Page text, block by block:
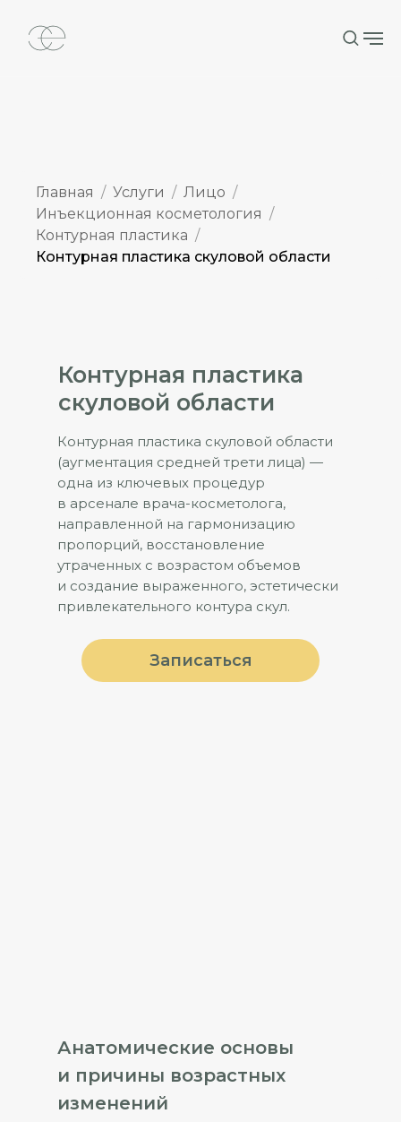
Главная Услуги
Лицо
Инъекционная косметология
Контурная пластика
Контурная пластика скуловой области
Записаться
Контурная пластика
скуловой области
Контурная пластика скуловой области
(аугментация средней трети лица) —
одна из ключевых процедур
в арсенале врача-косметолога,
направленной на гармонизацию
пропорций, восстановление
утраченных с возрастом объемов
и создание выраженного, эстетически
привлекательного контура скул.
Анатомические основы
и причины возрастных
изменений